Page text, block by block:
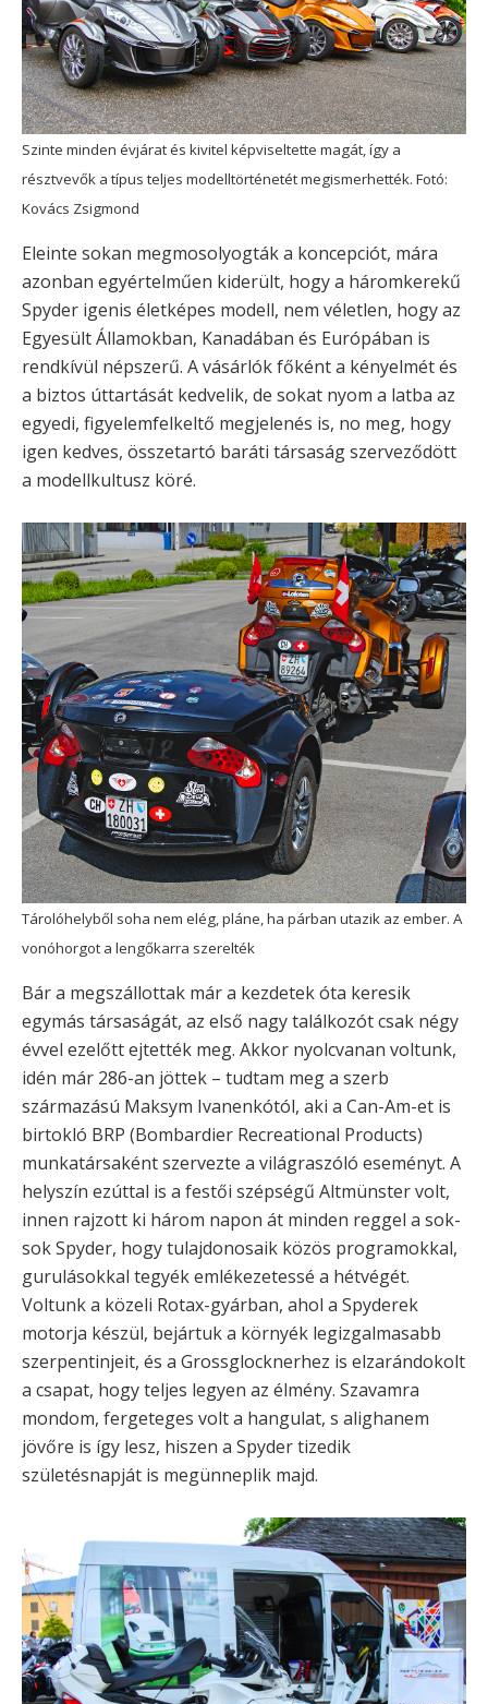
Szinte minden évjárat és kivitel képviseltette magát, így a
résztvevők a típus teljes modelltörténetét megismerhették. Fotó:
Kovács Zsigmond
Eleinte sokan megmosolyogták a koncepciót, mára
azonban egyértelműen kiderült, hogy a háromkerekű
Spyder igenis életképes modell, nem véletlen, hogy az
Egyesült Államokban, Kanadában és Európában is
rendkívül népszerű. A vásárlók főként a kényelmét és
a biztos úttartását kedvelik, de sokat nyom a latba az
egyedi, figyelemfelkeltő megjelenés is, no meg, hogy
igen kedves, összetartó baráti társaság szerveződött
a modellkultusz köré.
Tárolóhelyből soha nem elég, pláne, ha párban utazik az ember. A
vonóhorgot a lengőkarra szerelték
Bár a megszállottak már a kezdetek óta keresik
egymás társaságát, az első nagy találkozót csak négy
évvel ezelőtt ejtették meg. Akkor nyolcvanan voltunk,
idén már 286-an jöttek – tudtam meg a szerb
származású Maksym Ivanenkótól, aki a Can-Am-et is
birtokló BRP (Bombardier Recreational Products)
munkatársaként szervezte a világraszóló eseményt. A
helyszín ezúttal is a festői szépségű Altmünster volt,
innen rajzott ki három napon át minden reggel a sok-
sok Spyder, hogy tulajdonosaik közös programokkal,
gurulásokkal tegyék emlékezetessé a hétvégét.
Voltunk a közeli Rotax-gyárban, ahol a Spyderek
motorja készül, bejártuk a környék legizgalmasabb
szerpentinjeit, és a Grossglocknerhez is elzarándokolt
a csapat, hogy teljes legyen az élmény. Szavamra
mondom, fergeteges volt a hangulat, s alighanem
jövőre is így lesz, hiszen a Spyder tizedik
születésnapját is megünneplik majd.